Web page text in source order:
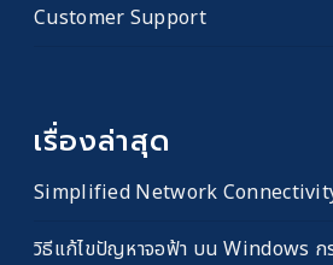
Customer Support
เรื่องล่าสุด
Simplified Network
วิธีแก้ไขปัญหาจอฟ้า บน Windows